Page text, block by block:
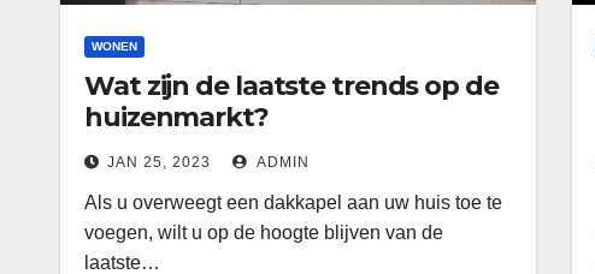
WONEN
Wat zijn de laatste trends op de
huizenmarkt?
JAN 25, 2023 ADMIN
Als u overweegt een dakkapel aan uw huis toe te
voegen, wilt u op de hoogte blijven van de
laatste…